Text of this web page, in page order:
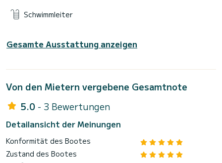
Schwimmleiter
Gesamte Ausstattung anzeigen
Von den Mietern vergebene Gesamtnote
5.0 - 3 Bewertungen
Detailansicht der Meinungen
Konformität des Bootes
Zustand des Bootes